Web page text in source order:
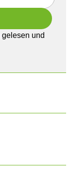
gelesen und